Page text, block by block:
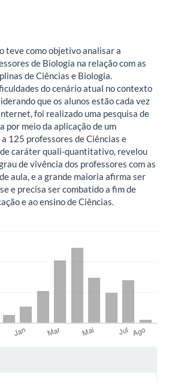
teve como objetivo analisar a
de Biologia na relação com as
de Ciências e Biologia.
do cenário atual no contexto
que os alunos estão cada vez
foi realizado uma pesquisa de
meio da aplicação de um
125 professores de Ciências e
caráter quali-quantitativo, revelou
de vivência dos professores com as
aula, e a grande maioria afirma ser
e precisa ser combatido a fim de
e ao ensino de Ciências.